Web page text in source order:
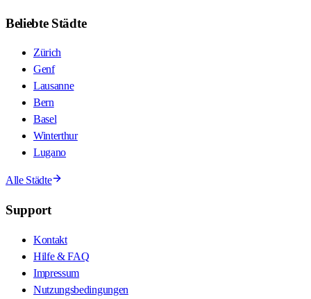
Beliebte Städte
Zürich
Genf
Lausanne
Bern
Basel
Winterthur
Lugano
Alle Städte
Support
Kontakt
Hilfe & FAQ
Impressum
Nutzungsbedingungen